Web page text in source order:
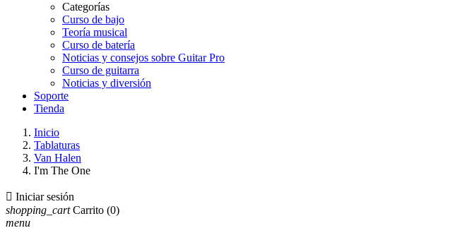
Categorías
Curso de bajo
Teoría musical
Curso de batería
Noticias y consejos sobre Guitar Pro
Curso de guitarra
Noticias y diversión
Soporte
Tienda
Inicio
Tablaturas
Van Halen
I'm The One
 Iniciar sesión
shopping_cart Carrito (0)
menu